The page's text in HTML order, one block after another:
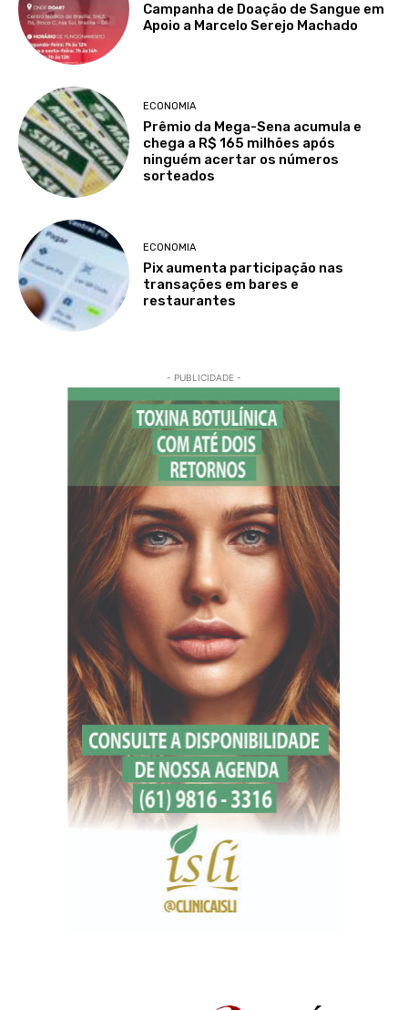
Campanha de Doação de Sangue em
Apoio a Marcelo Serejo Machado
ECONOMIA
Prêmio da Mega-Sena acumula e
chega a R$ 165 milhões após
ninguém acertar os números
sorteados
ECONOMIA
Pix aumenta participação nas
transações em bares e
restaurantes
- PUBLICIDADE -